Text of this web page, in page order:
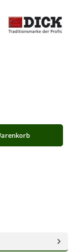
oder benutze die